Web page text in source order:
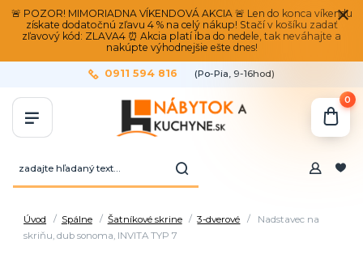
🚨 POZOR! MIMORIADNA VÍKENDOVÁ AKCIA 🚨 Len do konca víkendu
získate dodatočnú zľavu 4 % na celý nákup! Stačí v košíku zadať
zľavový kód: ZLAVA4 ⏰ Akcia platí iba do nedele, tak neváhajte a
nakúpte výhodnejšie ešte dnes!
0911 594 816 (Po-Pia, 9-16hod)
0
Úvod Spálne Šatníkové skrine 3-dverové
Nadstavec na
skriňu, dub sonoma, INVITA TYP 7